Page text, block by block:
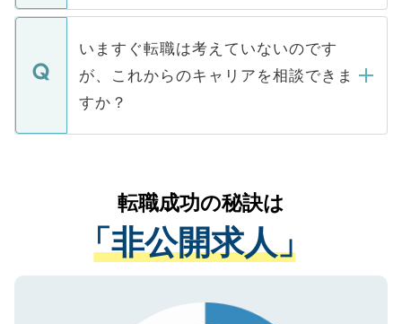
関を公にしてしまうと、応募が殺到する場
に、医療機関が求める条件に合った人材の
みを人材紹介会社に依頼するケースが増え
ています。
定を承諾する必要はありません。内定先へ
の辞退の連絡はキャリアパートナーが行い
個人情報が漏えいすることはありませんの
で、ご安心ください。当サイトからの登録
などで収集したご登録者様の個人情報は、
ご本人のキャリアアップおよび転職活動の
支援を目的に使用いたします。お預かりし
ているすべての個人データはご本人の許可
は、個人情報の取り扱いについての厳密な
管理基準を満たした事業者のみに付与され
る、プライバシーマークを取得済みです。
で、機密保持に関してもご安心ください。
いますぐ転職は考えていないのです
が、これからのキャリアを相談できま
すか？
かがいして、現在の医療機関の状況や紹介
経験をまじえながら、適切なアドバイスを
させていただきます。すぐにご転職をされ
ない方には、長期的なサポートが可能です
ので、まずはご登録ください。
転職成功の秘訣は
「非公開求人」